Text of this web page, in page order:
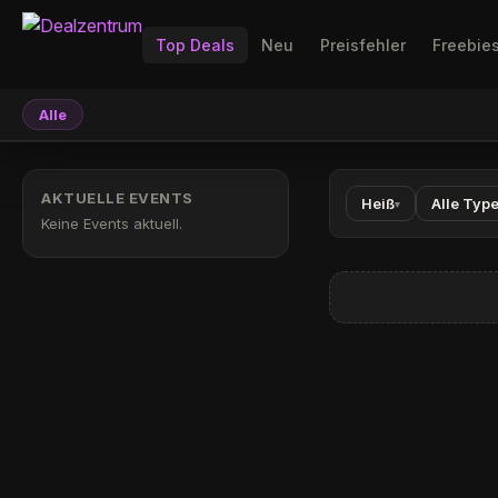
Top Deals Neu Preisfehler
Alle
AKTUELLE EVENTS
Keine Events aktuell.
Heiß▾ Alle